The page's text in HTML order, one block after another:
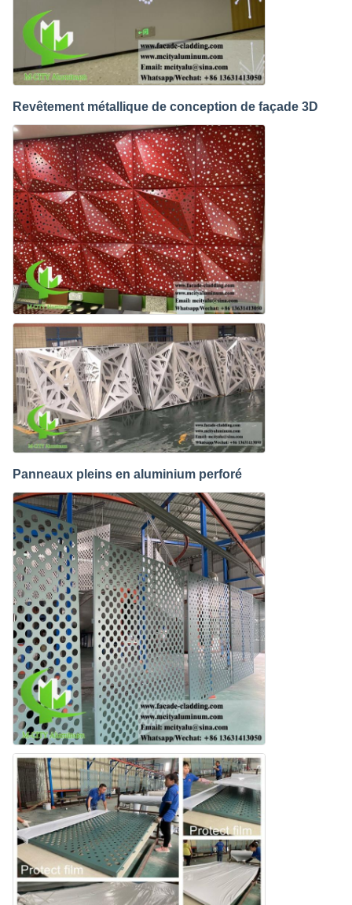
Revêtement métallique de conception de façade 3D
Panneaux pleins en aluminium perforé